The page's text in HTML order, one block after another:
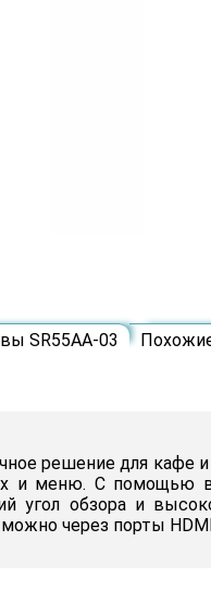
SR55AA-03
решение для
и меню. С помощью
угол обзора и
через порты HDMI